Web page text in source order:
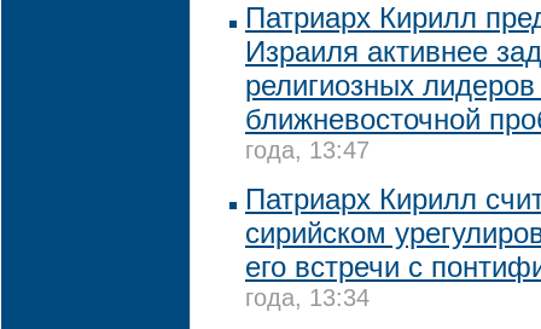
Патриарх Кирилл
Израиля активнее
религиозных
ближневосточной
года, 13:47
Патриарх Кирилл
сирийском
его встречи с
года, 13:34